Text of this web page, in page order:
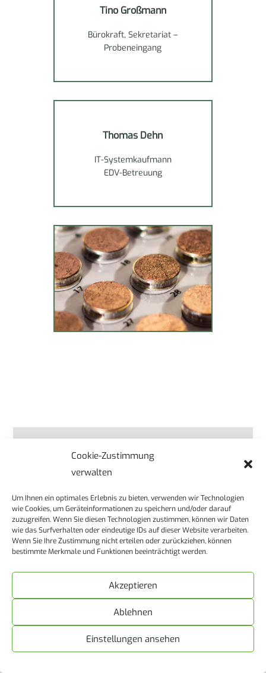
Cookie-Zustimmung
verwalten
Um Ihnen ein optimales Erlebnis zu bieten, verwenden wir Technologien
wie Cookies, um Geräteinformationen zu speichern und/oder darauf
zuzugreifen. Wenn Sie diesen Technologien zustimmen, können wir Daten
wie das Surfverhalten oder eindeutige IDs auf dieser Website verarbeiten.
Wenn Sie Ihre Zustimmung nicht erteilen oder zurückziehen, können
bestimmte Merkmale und Funktionen beeinträchtigt werden.
Akzeptieren
Ablehnen
Einstellungen ansehen
Tino Großmann
Bürokraft, Sekretariat –
Probeneingang
Thomas Dehn
IT-Systemkaufmann
EDV-Betreuung
Karriere bei Wartig Nord
Werden Sie Teil unseres